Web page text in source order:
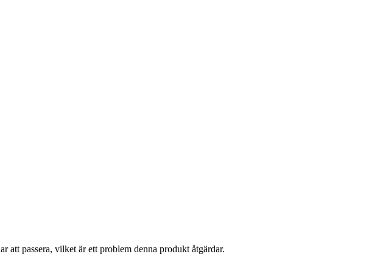
passera, vilket är ett problem denna produkt åtgärdar.